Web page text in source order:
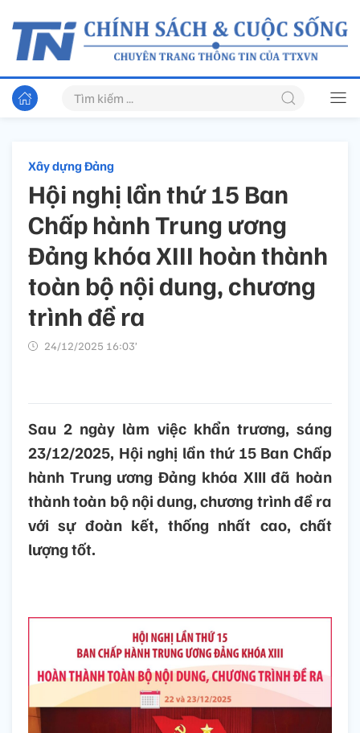
Xây dựng Đảng
Hội nghị lần thứ 15 Ban
Chấp hành Trung ương
Đảng khóa XIII hoàn thành
toàn bộ nội dung, chương
trình đề ra
24/12/2025 16:03’
Sau 2 ngày làm việc khẩn trương, sáng
23/12/2025, Hội nghị lần thứ 15 Ban Chấp
hành Trung ương Đảng khóa XIII đã hoàn
thành toàn bộ nội dung, chương trình đề ra
với sự đoàn kết, thống nhất cao, chất
lượng tốt.